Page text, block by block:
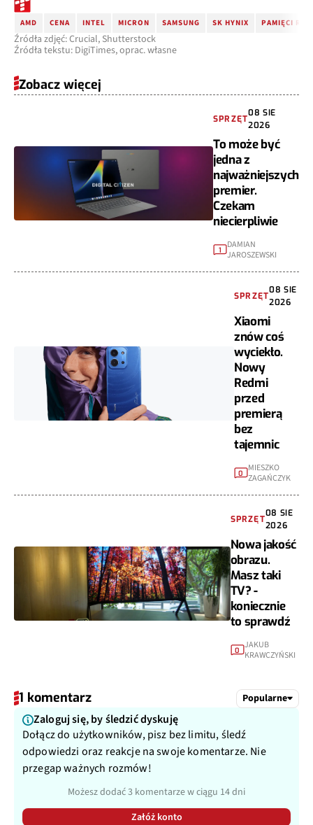
AMD CENA INTEL MICRON SAMSUNG SK HYNIX PAMIĘCI RAM
Źródła zdjęć: Crucial, Shutterstock
Źródła tekstu: DigiTimes, oprac. własne
Zobacz więcej
SPRZĘT
08 SIE
2026
To może być
jedna z
najważniejszych
premier.
Czekam
niecierpliwie
1
DAMIAN
JAROSZEWSKI
SPRZĘT
08 SIE
2026
Xiaomi
znów coś
wyciekło.
Nowy
Redmi
przed
premierą
bez
tajemnic
0
MIESZKO
ZAGAŃCZYK
SPRZĘT
08 SIE
2026
Nowa jakość
obrazu.
Masz taki
TV? -
koniecznie
to sprawdź
0 JAKUB
KRAWCZYŃSKI
1 komentarz Popularne
Zaloguj się, by śledzić dyskuję
Dołącz do użytkowników, pisz bez limitu, śledź
odpowiedzi oraz reakcje na swoje komentarze. Nie
przegap ważnych rozmów!
Możesz dodać 3 komentarze w ciągu 14 dni
Załóż konto